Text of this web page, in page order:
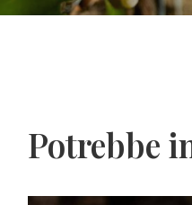
Potrebbe